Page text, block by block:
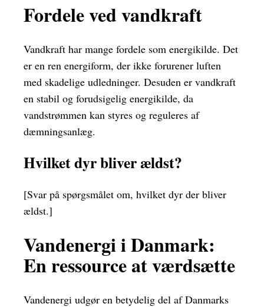
Fordele ved vandkraft
Vandkraft har mange fordele som energikilde. Det
er en ren energiform, der ikke forurener luften
med skadelige udledninger. Desuden er vandkraft
en stabil og forudsigelig energikilde, da
vandstrømmen kan styres og reguleres af
dæmningsanlæg.
Hvilket dyr bliver ældst?
[Svar på spørgsmålet om, hvilket dyr der bliver
ældst.]
Vandenergi i Danmark:
En ressource at værdsætte
Vandenergi udgør en betydelig del af Danmarks